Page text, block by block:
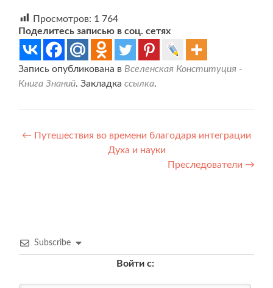
Просмотров: 1 764
Поделитесь записью в соц. сетях
Запись опубликована в Вселенская Конституция -
Книга Знаний. Закладка ссылка.
Навигация
← Путешествия во времени благодаря интеграции
Духа и науки
Преследователи →
Subscribe
Войти с: